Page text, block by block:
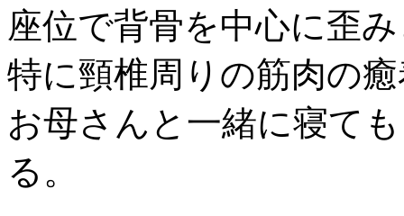
座位で背骨を中心に歪
特に頸椎周りの筋肉の
お母さんと一緒に寝て
る。